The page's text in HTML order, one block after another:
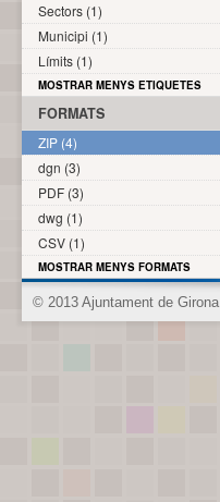
Sectors (1)
Municipi (1)
Límits (1)
MOSTRAR MENYS ETIQUETES
FORMATS
ZIP (4)
dgn (3)
PDF (3)
dwg (1)
CSV (1)
MOSTRAR MENYS FORMATS
© 2013 Ajuntament de Girona